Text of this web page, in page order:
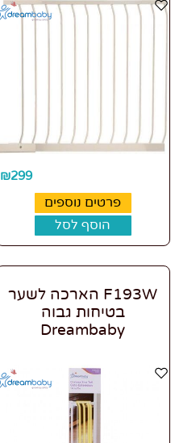
₪299
פרטים נוספים
הוסף לסל
F193W הארכה לשער
בטיחות גבוה
Dreambaby